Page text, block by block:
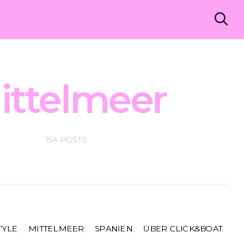
154 POSTS
MITTELMEER SPANIEN ÜBER CLICK&BOAT